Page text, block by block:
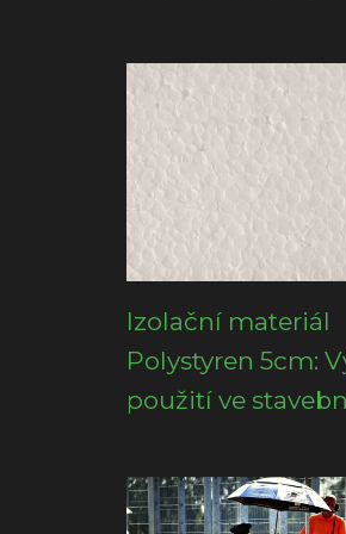
Izolační materiál
Polystyren 5cm:
použití ve